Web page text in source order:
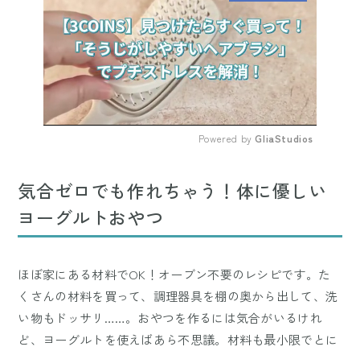
Powered by GliaStudios
気合ゼロでも作れちゃう！体に優しい
ヨーグルトおやつ
ほぼ家にある材料でOK！オーブン不要のレシピです。た
くさんの材料を買って、調理器具を棚の奥から出して、洗
い物もドッサリ……。おやつを作るには気合がいるけれ
ど、ヨーグルトを使えばあら不思議。材料も最小限でとに